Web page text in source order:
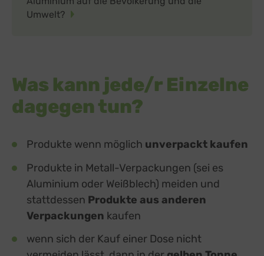
Umwelt?
Was kann jede/r Einzelne
dagegen tun?
Produkte wenn möglich unverpackt kaufen
Produkte in Metall-Verpackungen (sei es
Aluminium oder Weißblech) meiden und
stattdessen Produkte aus anderen
Verpackungen kaufen
wenn sich der Kauf einer Dose nicht